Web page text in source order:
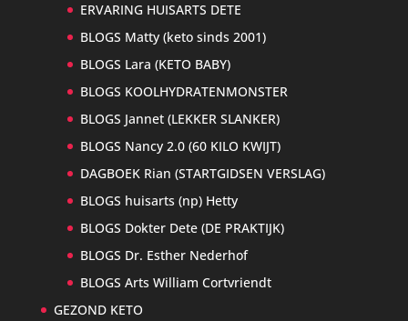
ERVARING HUISARTS DETE
BLOGS Matty (keto sinds 2001)
BLOGS Lara (KETO BABY)
BLOGS KOOLHYDRATENMONSTER
BLOGS Jannet (LEKKER SLANKER)
BLOGS Nancy 2.0 (60 KILO KWIJT)
DAGBOEK Rian (STARTGIDSEN VERSLAG)
BLOGS huisarts (np) Hetty
BLOGS Dokter Dete (DE PRAKTIJK)
BLOGS Dr. Esther Nederhof
BLOGS Arts William Cortvriendt
GEZOND KETO